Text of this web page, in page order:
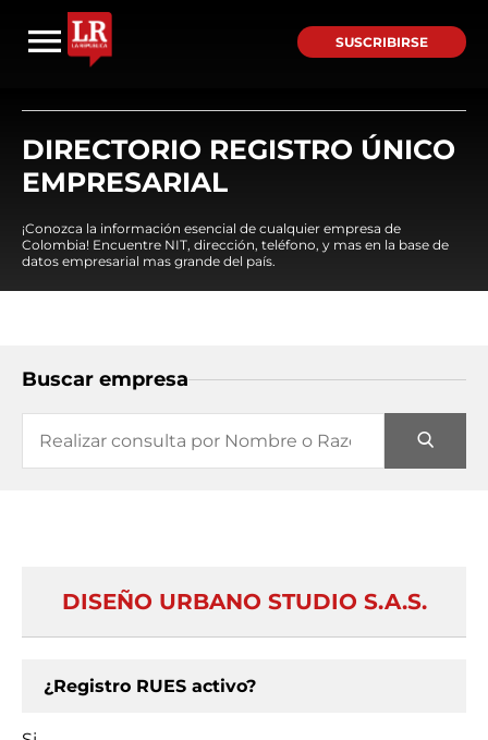
SUSCRIBIRSE
DIRECTORIO REGISTRO ÚNICO
EMPRESARIAL
¡Conozca la información esencial de cualquier empresa de
Colombia! Encuentre NIT, dirección, teléfono, y mas en la base de
datos empresarial mas grande del país.
Buscar empresa
DISEÑO URBANO STUDIO S.A.S.
¿Registro RUES activo?